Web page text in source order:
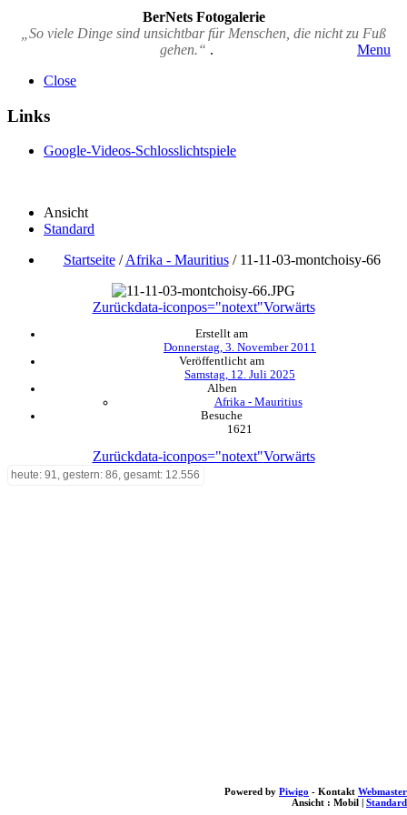
BerNets Fotogalerie
„So viele Dinge sind unsichtbar für Menschen, die nicht zu Fuß
gehen.“ .
Menu
Close
Links
Google-Videos-Schlosslichtspiele
Ansicht
Standard
Startseite/Afrika - Mauritius/ 11-11-03-montchoisy-66
Zurückdata-iconpos="notext"Vorwärts
Erstellt am
Donnerstag, 3. November 2011
Veröffentlicht am
Samstag, 12. Juli 2025
Alben
Afrika - Mauritius
Besuche
1621
Zurückdata-iconpos="notext"Vorwärts
heute: 91, gestern: 86, gesamt: 12.556
Powered by Piwigo - Kontakt Webmaster
Ansicht : Mobil | Standard